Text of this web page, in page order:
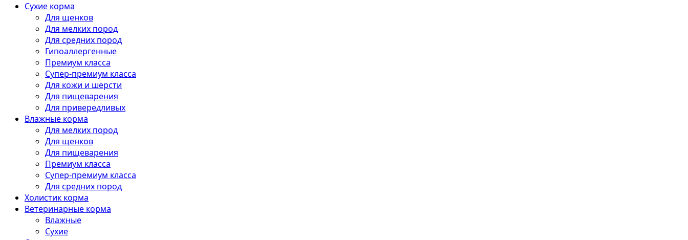
Сухие корма
Для щенков
Для мелких пород
Для средних пород
Гипоаллергенные
Премиум класса
Супер-премиум класса
Для кожи и шерсти
Для пищеварения
Для привередливых
Влажные корма
Для мелких пород
Для щенков
Для пищеварения
Премиум класса
Супер-премиум класса
Для средних пород
Холистик корма
Ветеринарные корма
Влажные
Сухие